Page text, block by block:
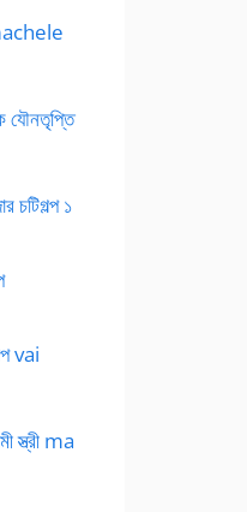
যৌনতৃপ্তি
চটিগল্প ১
vai
স্ত্রী ma